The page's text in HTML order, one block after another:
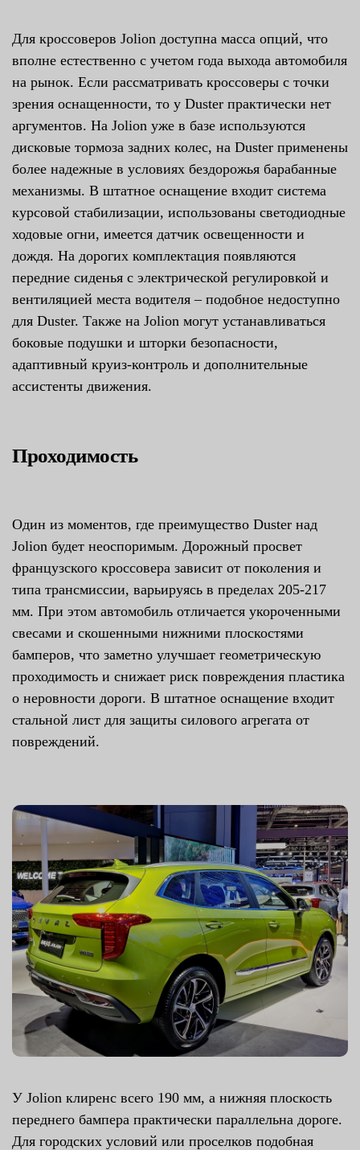
Для кроссоверов Jolion доступна масса опций, что
вполне естественно с учетом года выхода автомобиля
на рынок. Если рассматривать кроссоверы с точки
зрения оснащенности, то у Duster практически нет
аргументов. На Jolion уже в базе используются
дисковые тормоза задних колес, на Duster применены
более надежные в условиях бездорожья барабанные
механизмы. В штатное оснащение входит система
курсовой стабилизации, использованы светодиодные
ходовые огни, имеется датчик освещенности и
дождя. На дорогих комплектация появляются
передние сиденья с электрической регулировкой и
вентиляцией места водителя – подобное недоступно
для Duster. Также на Jolion могут устанавливаться
боковые подушки и шторки безопасности,
адаптивный круиз-контроль и дополнительные
ассистенты движения.
Проходимость
Один из моментов, где преимущество Duster над
Jolion будет неоспоримым. Дорожный просвет
французского кроссовера зависит от поколения и
типа трансмиссии, варьируясь в пределах 205-217
мм. При этом автомобиль отличается укороченными
свесами и скошенными нижними плоскостями
бамперов, что заметно улучшает геометрическую
проходимость и снижает риск повреждения пластика
о неровности дороги. В штатное оснащение входит
стальной лист для защиты силового агрегата от
повреждений.
У Jolion клиренс всего 190 мм, а нижняя плоскость
переднего бампера практически параллельна дороге.
Для городских условий или проселков подобная